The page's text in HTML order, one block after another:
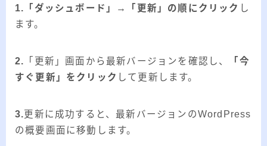
1.「ダッシュボード」→「更新」の順にクリック し
ます。
2. 「更新」画面から最新バージョンを確認し、
「今
すぐ更新」をクリック して更新します。
3.更新に成功すると、最新バージョンのWordPress
の概要画面に移動します。